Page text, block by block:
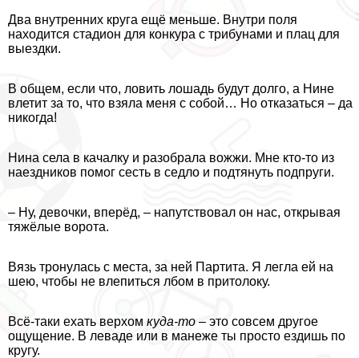
Два внутренних круга ещё меньше. Внутри поля
находится стадион для конкура с трибунами и плац для
выездки.
В общем, если что, ловить лошадь будут долго, а Нине
влетит за то, что взяла меня с собой… Но отказаться – да
никогда!
Нина села в качалку и разобрала вожжи. Мне кто-то из
наездников помог сесть в седло и подтянуть подпруги.
– Ну, дeвoчки, вперёд, – напутствовал он нас, открывая
тяжёлые ворота.
Вязь тронулась с места, за ней Партита. Я легла ей на
шею, чтобы не влепиться лбом в притолоку.
Всё-таки ехать верхом куда-то – это совсем другое
ощущение. В леваде или в манеже ты просто ездишь по
кругу.